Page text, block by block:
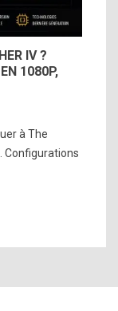
IV ?
1080P,
à The
Configurations